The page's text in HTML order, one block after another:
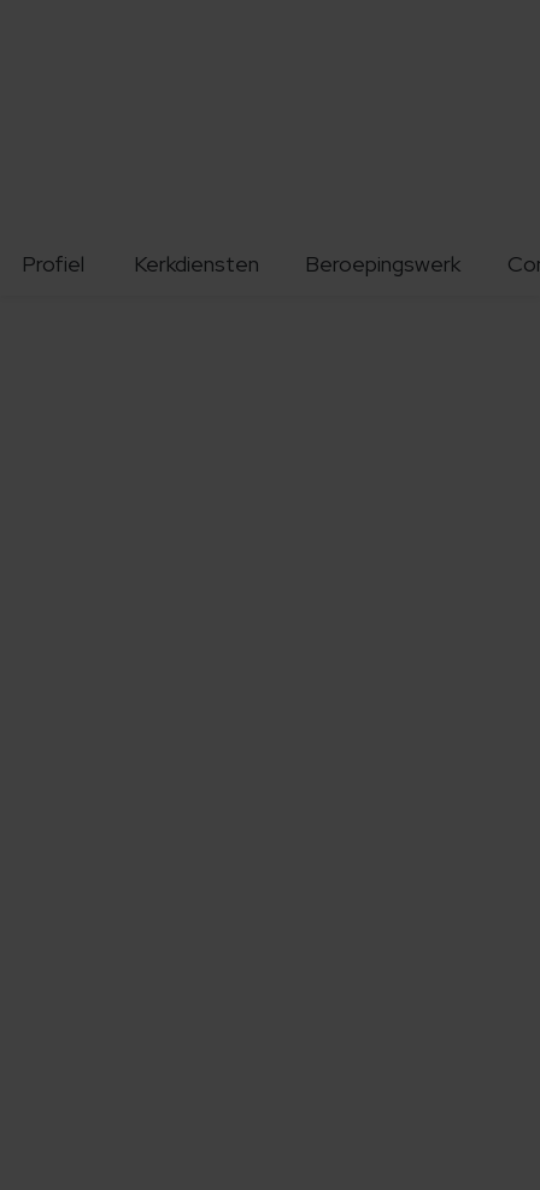
Profiel Kerkdiensten Beroepingswerk